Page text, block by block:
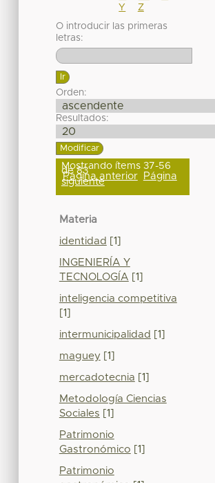
Y
Z
O introducir las primeras
letras:
Orden:
Resultados:
Mostrando ítems 37-56
de 83
Página anterior Página
siguiente
Materia
identidad [1]
INGENIERÍA Y
TECNOLOGÍA [1]
inteligencia competitiva
[1]
intermunicipalidad [1]
maguey[1]
mercadotecnia [1]
Metodología Ciencias
Sociales [1]
Patrimonio
Gastronómico [1]
Patrimonio